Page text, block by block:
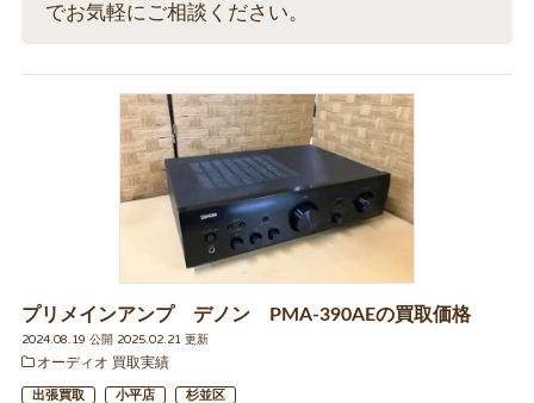
でお気軽にご相談ください。
プリメインアンプ デノン PMA-390AEの買取価格
2024.08.19 公開 2025.02.21 更新
オーディオ 買取実績
出張買取 小平店 杉並区